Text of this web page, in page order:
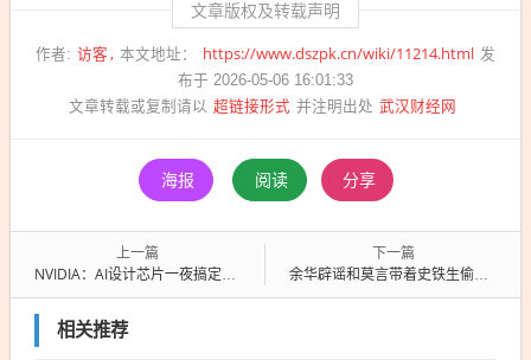
文章版权及转载声明
作者: 访客 本文地址： https://www.dszpk.cn/wiki/11214.html 发
布于 2026-05-06 16:01:33
文章转载或复制请以 超链接形式 并注明出处 武汉财经网
海报 阅读 分享
上一篇
NVIDIA：AI设计芯片一夜搞定！原本要8个人干10个月
下一篇
余华辟谣和莫言带着史铁生偷瓜：他是负担 我们没那么蠢
相关推荐